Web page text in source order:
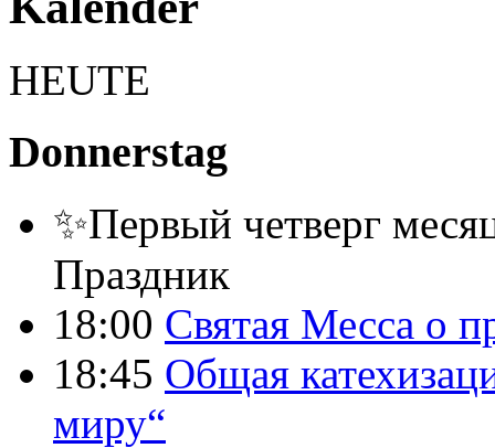
HEUTE
Donnerstag
✨Первый четверг
Праздник
18:00 Святая Месса о
18:45 Общая
миру“